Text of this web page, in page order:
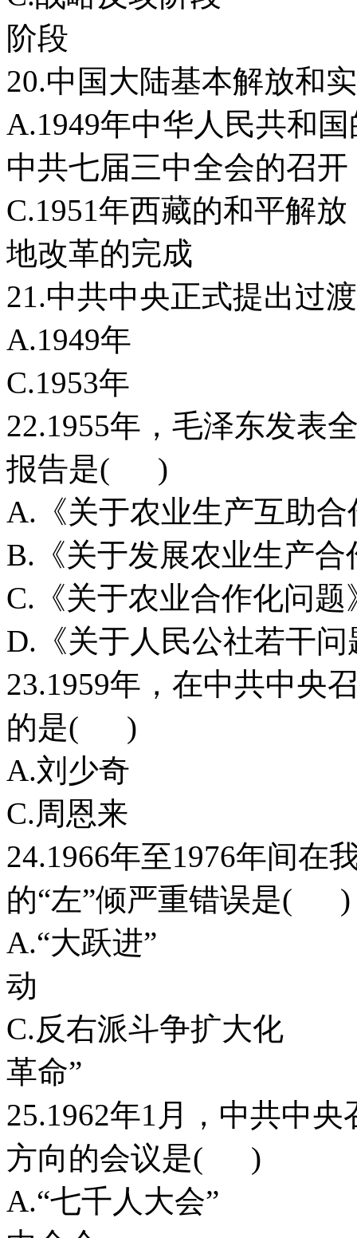
阶段
20.中国大陆基本解放
A.1949年中华人民
中共七届三中全会的召开
C.1951年西藏的
地改革的完成
21.中共中央正式提出
A.1949
C.1953
22.1955年，毛泽东发表
报告是( )
A.《关于农业生产互助
B.《关于发展农业生产
C.《关于农业合作化问题
D.《关于人民公社若干
23.1959年，在中共中央
的是( )
A.刘少
C.周恩
24.1966年至1976年间在
的“左”倾严重错误是( )
A.“大跃进
动
C.反右派斗争
革命”
25.1962年1月，中共中
方向的会议是( )
A.“七千人大